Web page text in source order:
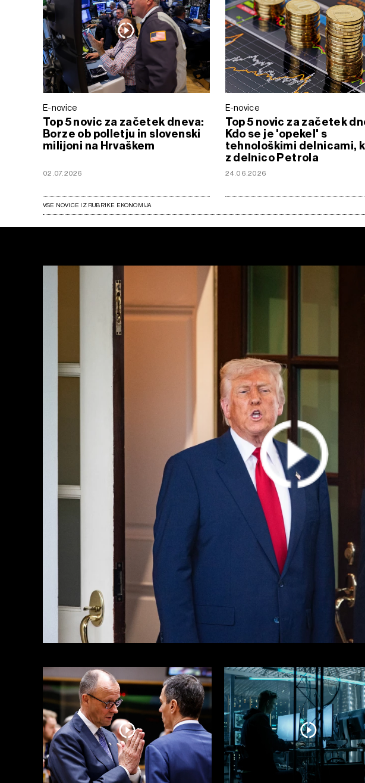
E-novice
Top 5 novic za začetek dneva:
Borze ob polletju in slovenski
milijoni na Hrvaškem
02.07.2026
E-novice
Top 5 novic za začetek
Kdo se je 'opekel' s
tehnološkimi delnicami,
z delnico Petrola
24.06.2026
VSE NOVICE IZ RUBRIKE EKONOMIJA